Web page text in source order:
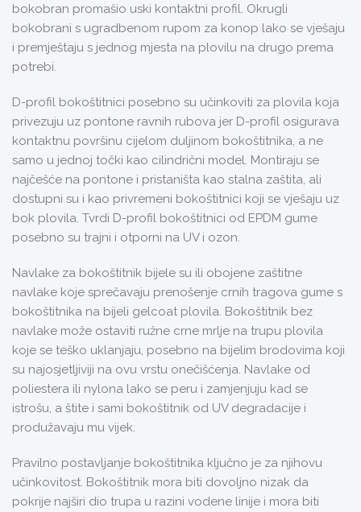
bokobran promašio uski kontaktni profil. Okrugli
bokobrani s ugradbenom rupom za konop lako se vješaju
i premještaju s jednog mjesta na plovilu na drugo prema
potrebi.
D-profil bokoštitnici posebno su učinkoviti za plovila koja
privezuju uz pontone ravnih rubova jer D-profil osigurava
kontaktnu površinu cijelom duljinom bokoštitnika, a ne
samo u jednoj točki kao cilindrični model. Montiraju se
najčešće na pontone i pristaništa kao stalna zaštita, ali
dostupni su i kao privremeni bokoštitnici koji se vješaju uz
bok plovila. Tvrdi D-profil bokoštitnici od EPDM gume
posebno su trajni i otporni na UV i ozon.
Navlake za bokoštitnik bijele su ili obojene zaštitne
navlake koje sprečavaju prenošenje crnih tragova gume s
bokoštitnika na bijeli gelcoat plovila. Bokoštitnik bez
navlake može ostaviti ružne crne mrlje na trupu plovila
koje se teško uklanjaju, posebno na bijelim brodovima koji
su najosjetljiviji na ovu vrstu onečišćenja. Navlake od
poliestera ili nylona lako se peru i zamjenjuju kad se
istrošu, a štite i sami bokoštitnik od UV degradacije i
produžavaju mu vijek.
Pravilno postavljanje bokoštitnika ključno je za njihovu
učinkovitost. Bokoštitnik mora biti dovoljno nizak da
pokrije najširi dio trupa u razini vodene linije i mora biti